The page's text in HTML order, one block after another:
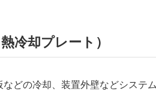
冷却プレート）
などの冷却、装置外壁などシステ